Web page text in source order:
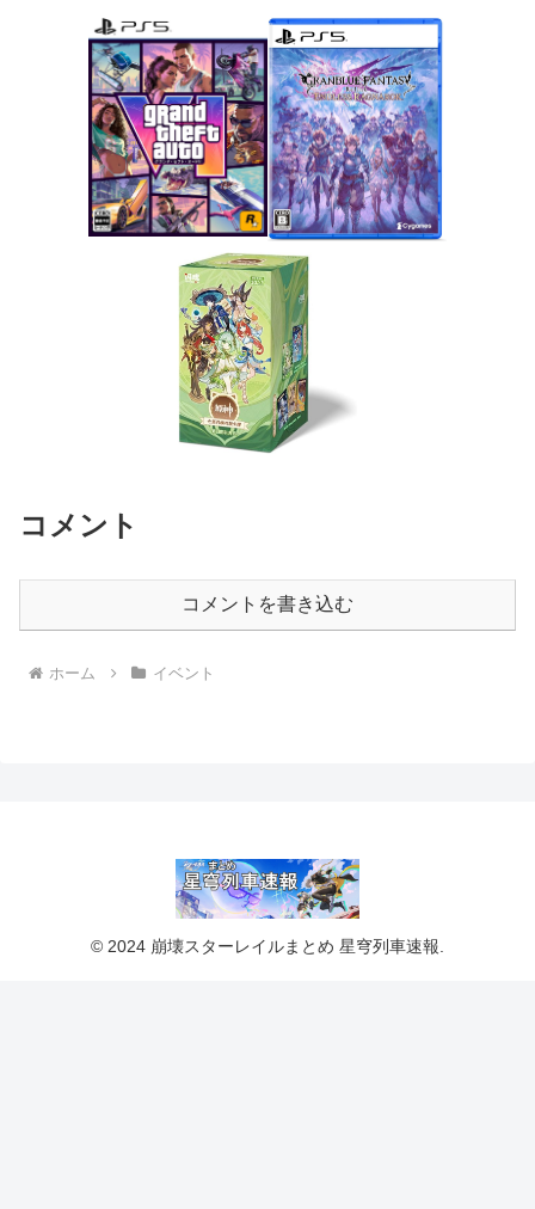
コメント
コメントを書き込む
ホーム イベント
© 2024 崩壊スターレイルまとめ 星穹列車速報.